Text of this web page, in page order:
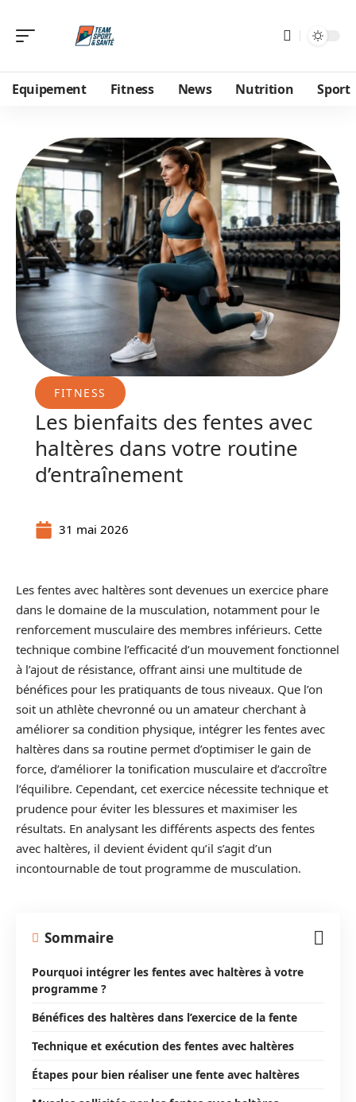
Equipement Fitness News Nutrition Sport
FITNESS
Les bienfaits des fentes avec
haltères dans votre routine
d’entraînement
31 mai 2026
Les fentes avec haltères sont devenues un exercice phare
dans le domaine de la musculation, notamment pour le
renforcement musculaire des membres inférieurs. Cette
technique combine l’efficacité d’un mouvement fonctionnel
à l’ajout de résistance, offrant ainsi une multitude de
bénéfices pour les pratiquants de tous niveaux. Que l’on
soit un athlète chevronné ou un amateur cherchant à
améliorer sa condition physique, intégrer les fentes avec
haltères dans sa routine permet d’optimiser le gain de
force, d’améliorer la tonification musculaire et d’accroître
l’équilibre. Cependant, cet exercice nécessite technique et
prudence pour éviter les blessures et maximiser les
résultats. En analysant les différents aspects des fentes
avec haltères, il devient évident qu’il s’agit d’un
incontournable de tout programme de musculation.
Sommaire
Pourquoi intégrer les fentes avec haltères à votre
programme ?
Bénéfices des haltères dans l’exercice de la fente
Technique et exécution des fentes avec haltères
Étapes pour bien réaliser une fente avec haltères